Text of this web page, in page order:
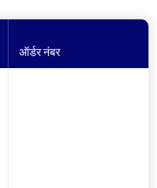
ऑर्डर नंबर